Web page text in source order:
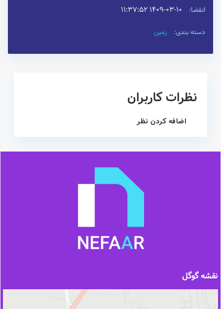
انقضا: ۱۴۰۹-۰۳-۱۰ ۱۱:۳۷:۵۲
دسته بندی: زمین
نظرات کاربران
اضافه کردن نظر
نقشه گوگل